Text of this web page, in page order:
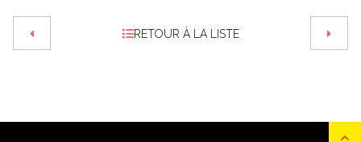
RETOUR À LA LISTE